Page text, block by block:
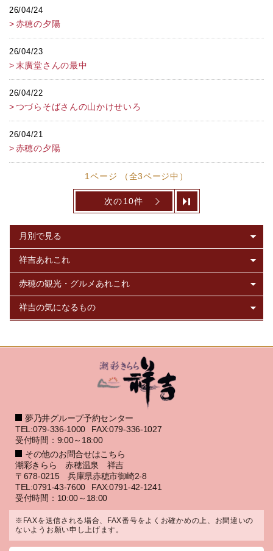
26/04/24
赤穂の夕陽
26/04/23
末廣堂さんの最中
26/04/22
つづらそばさんの山かけせいろ
26/04/21
赤穂の夕陽
1ページ （全3ページ中）
次の10件
夢乃井グループ予約センター
TEL:079-336-1000
FAX:079-336-1027
受付時間：9:00～18:00
その他のお問合せはこちら
潮彩きらら 赤穂温泉 祥吉
〒678-0215 兵庫県赤穂市御崎2-8
TEL:0791-43-7600
FAX:0791-42-1241
受付時間：10:00～18:00
※FAXを送信される場合、FAX番号をよくお確かめの上、お間違いの
ないようお願い申し上げます。